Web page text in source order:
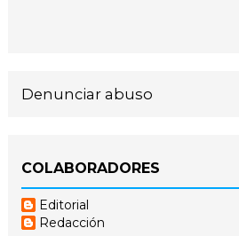
Denunciar abuso
COLABORADORES
Editorial
Redacción